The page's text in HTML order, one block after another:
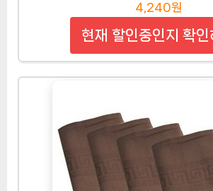
4,240원
현재 할인중인지 확인